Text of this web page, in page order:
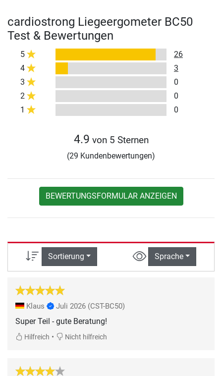
cardiostrong Liegeergometer BC50
Test & Bewertungen
5
26
4
3
3
0
2
0
1
0
4.9 von 5 Sternen
(29 Kundenbewertungen)
BEWERTUNGSFORMULAR ANZEIGEN
Sortierung Sprache
Klaus Juli 2026 (CST-BC50)
Super Teil - gute Beratung!
Hilfreich • Nicht hilfreich